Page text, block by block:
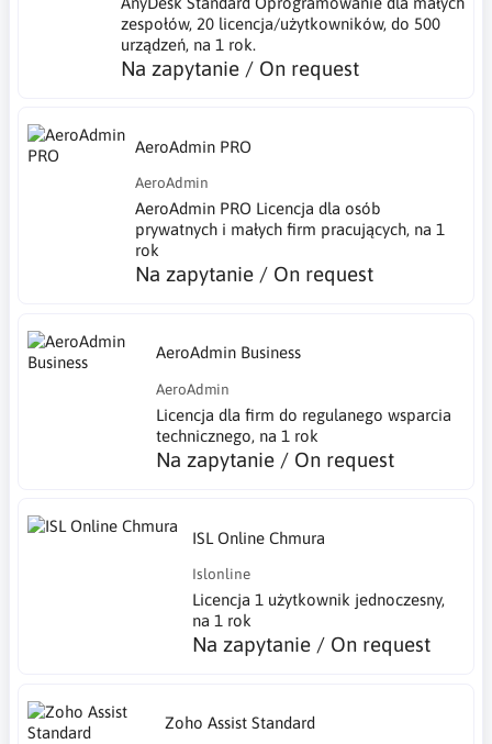
zespołów, 20 licencja/użytkowników, do 500
urządzeń, na 1 rok.
Na zapytanie / On request
AeroAdmin PRO
AeroAdmin
AeroAdmin PRO Licencja dla osób
prywatnych i małych firm pracujących, na 1
rok
Na zapytanie / On request
AeroAdmin Business
AeroAdmin
Licencja dla firm do regulanego wsparcia
technicznego, na 1 rok
Na zapytanie / On request
ISL Online Chmura
Islonline
Licencja 1 użytkownik jednoczesny,
na 1 rok
Na zapytanie / On request
Zoho Assist Standard